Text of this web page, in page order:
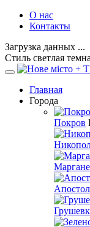
О нас
Контакты
Загрузка данных ...
Стиль светлая
Главная
Города
Покров